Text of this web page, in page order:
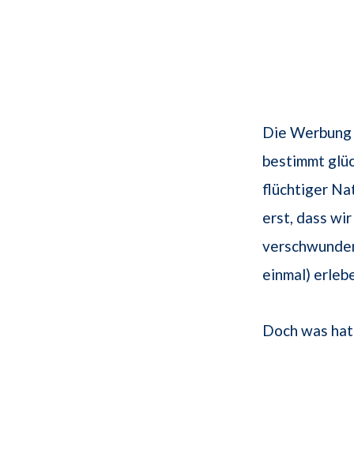
Die
bestimmt
flüchtiger
erst, dass
einmal)
Doch was